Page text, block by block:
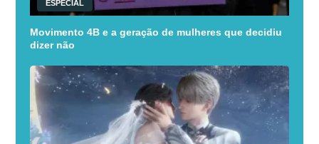
ESPECIAL
Movimento 4B e a geração de mulheres que decidiu
dizer não